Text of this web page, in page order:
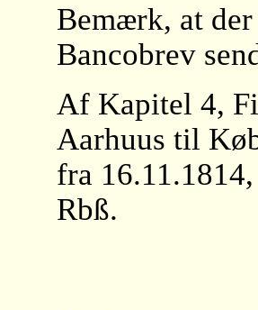
Bemærk, at der
Bancobrev
Af Kapitel 4,
Aarhuus til
fra
Rbß.